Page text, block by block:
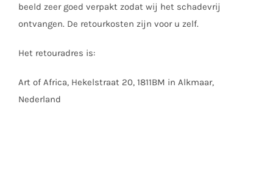
beeld zeer goed verpakt zodat wij het schadevrij
ontvangen. De retourkosten zijn voor u zelf.
Het retouradres is:
Art of Africa, Hekelstraat 20, 1811BM in Alkmaar,
Nederland